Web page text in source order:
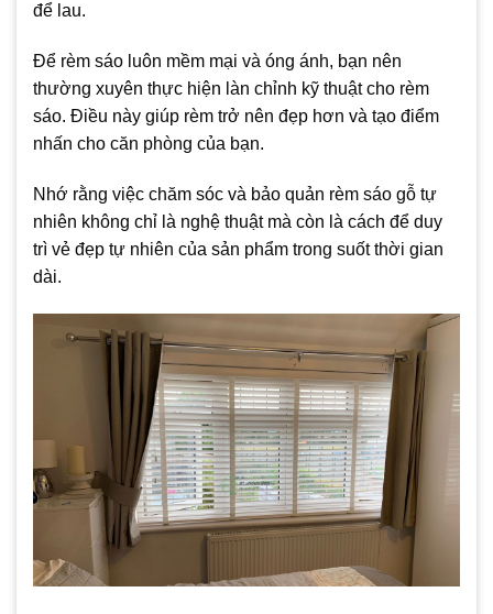
để lau.
Để rèm sáo luôn mềm mại và óng ánh, bạn nên
thường xuyên thực hiện làn chỉnh kỹ thuật cho rèm
sáo. Điều này giúp rèm trở nên đẹp hơn và tạo điểm
nhấn cho căn phòng của bạn.
Nhớ rằng việc chăm sóc và bảo quản rèm sáo gỗ tự
nhiên không chỉ là nghệ thuật mà còn là cách để duy
trì vẻ đẹp tự nhiên của sản phẩm trong suốt thời gian
dài.